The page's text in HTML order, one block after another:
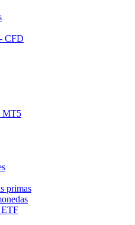
CFD
MT5
primas
ETF